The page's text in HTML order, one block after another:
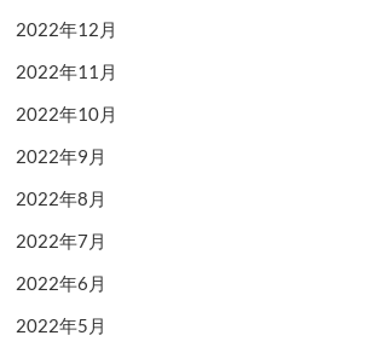
2022年12月
2022年11月
2022年10月
2022年9月
2022年8月
2022年7月
2022年6月
2022年5月